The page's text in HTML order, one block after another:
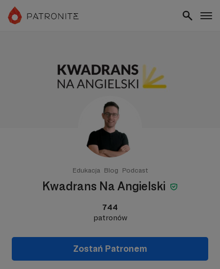
Edukacja Blog Podcast
Kwadrans Na Angielski
744
patronów
Zostań Patronem